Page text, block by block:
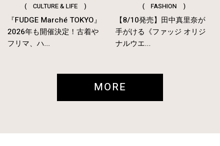
( CULTURE & LIFE )
『FUDGE Marché TOKYO』
2026年も開催決定！古着や
フリマ、ハ...
( FASHION )
【8/10発売】田中真里奈が
手がける《ファッジ オリジ
ナルウエ...
MORE